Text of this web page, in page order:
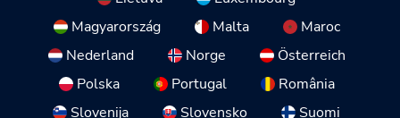
Magyarország
Malta
Maroc
Nederland
Norge
Österreich
Polska
Portugal
România
Slovenija
Slovensko Suomi